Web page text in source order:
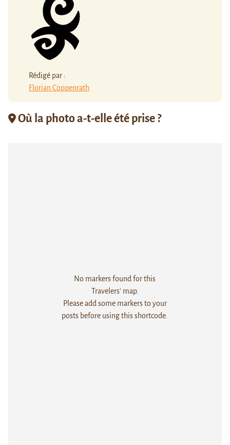
Rédigé par :
Florian Coppenrath
Où la photo a-t-elle été prise ?
No markers found for this
Travelers' map.
Please add some markers to your
posts before using this shortcode.